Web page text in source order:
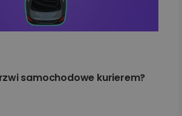
samochodowe kurierem?